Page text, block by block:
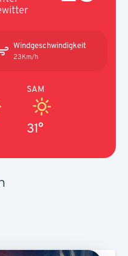
Windgeschwindigkeit
23Km/h
SAM
31°